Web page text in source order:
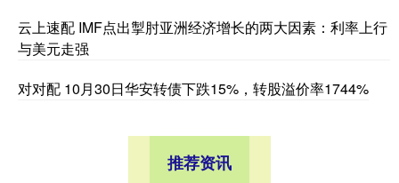
云上速配 IMF点出掣肘亚洲经济增长的两大因素：利率上行
与美元走强
对对配 10月30日华安转债下跌15%，转股溢价率1744%
推荐资讯